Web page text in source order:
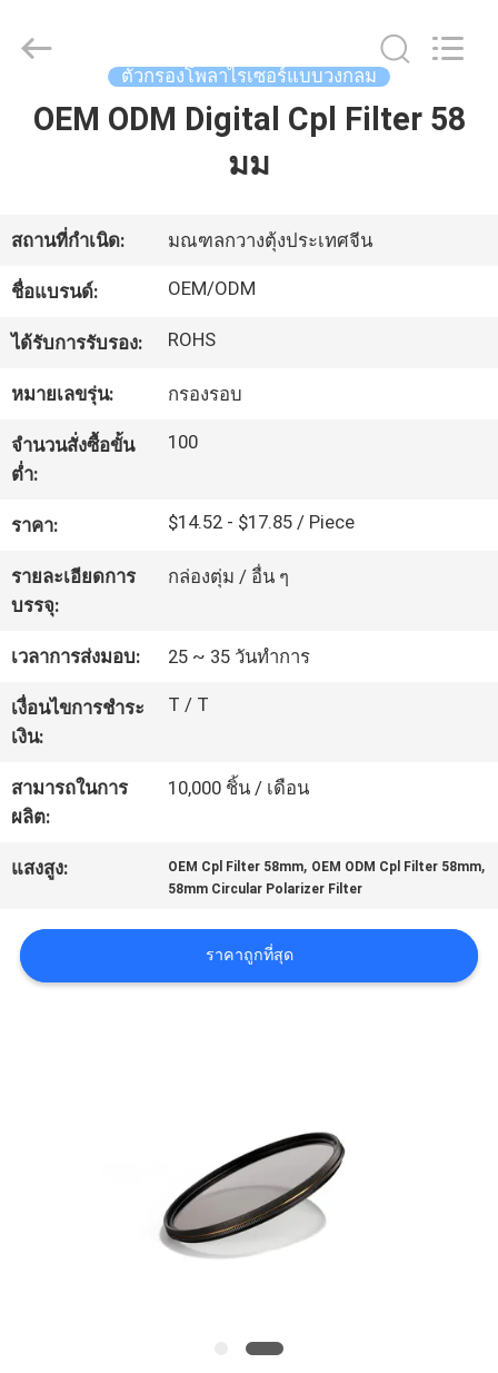
บ้าน
เกี่ยว
กับ
เรา
ทัวร์
โรงงาน
ควบคุม
คุณภาพ
ติดต่อ
เรา
ขอ
ใบ
เสนอ
Bright
Shadow
Reserved.
ตัวกรองโพลาไรเซอร์แบบวงกลม
OEM ODM Digital Cpl Filter 58
มม
สถานที่กำเนิด: มณฑลกวางตุ้งประเทศจีน
ชื่อแบรนด์: OEM/ODM
ได้รับการรับรอง: ROHS
หมายเลขรุ่น: กรองรอบ
จำนวนสั่งซื้อขั้น
ต่ำ:
100
ราคา: $14.52 - $17.85 / Piece
รายละเอียดการ
บรรจุ:
กล่องตุ่ม / อื่น ๆ
เวลาการส่งมอบ: 25 ~ 35 วันทำการ
เงื่อนไขการชำระ
เงิน:
T / T
สามารถในการ
ผลิต:
10,000 ชิ้น / เดือน
แสงสูง: OEM Cpl Filter 58mm, OEM ODM Cpl Filter 58mm,
58mm Circular Polarizer Filter
ราคาถูกที่สุด